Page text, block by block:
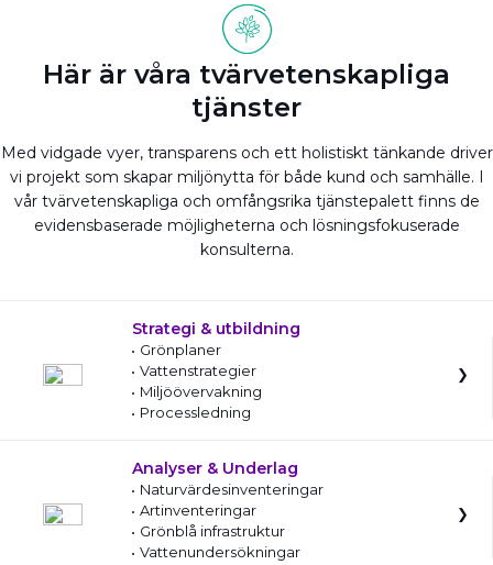
Här är våra tvärvetenskapliga
tjänster
Med vidgade vyer, transparens och ett holistiskt tänkande driver
vi projekt som skapar miljönytta för både kund och samhälle. I
vår tvärvetenskapliga och omfångsrika tjänstepalett finns de
evidensbaserade möjligheterna och lösningsfokuserade
konsulterna.
Strategi & utbildning
Grönplaner
Vattenstrategier
Miljöövervakning
Processledning
Analyser & Underlag
Naturvärdesinventeringar
Artinventeringar
Grönblå infrastruktur
Vattenundersökningar